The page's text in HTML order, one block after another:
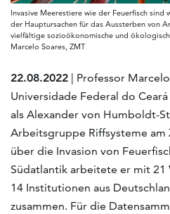
Invasive Meerestiere wie der Feuerfisch
der Hauptursachen für das Aussterben von
vielfältige sozioökonomische und
Marcelo Soares, ZMT
22.08.2022 | Professor
Universidade Federal do
als Alexander von Humboldt-
Arbeitsgruppe Riffsysteme am
über die Invasion von
Südatlantik arbeitete er mit 21
14 Institutionen aus
zusammen. Für die